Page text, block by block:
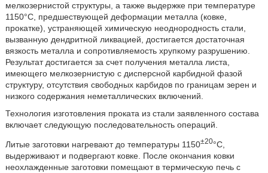
мелкозернистой структуры, а также выдержке при температуре
1150°С, предшествующей деформации металла (ковке,
прокатке), устраняющей химическую неоднородность стали,
вызванную дендритной ликвацией, достигается достаточная
вязкость металла и сопротивляемость хрупкому разрушению.
Результат достигается за счет получения металла листа,
имеющего мелкозернистую с дисперсной карбидной фазой
структуру, отсутствия свободных карбидов по границам зерен и
низкого содержания неметаллических включений.
Технология изготовления проката из стали заявленного состава
включает следующую последовательность операций.
Литые заготовки нагревают до температуры 1150±20°C,
выдерживают и подвергают ковке. После окончания ковки
неохлажденные заготовки помещают в термическую печь с